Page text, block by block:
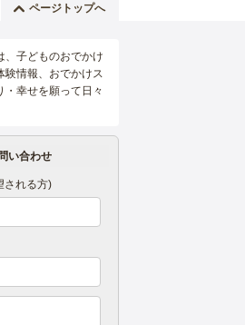
ページトップへ
、子どものおでかけ
験情報、おでかけス
・幸せを願って日々
い合わせ
される方)